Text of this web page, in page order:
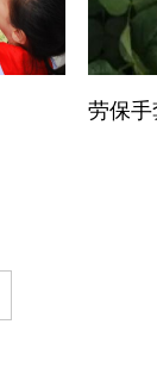
劳保手